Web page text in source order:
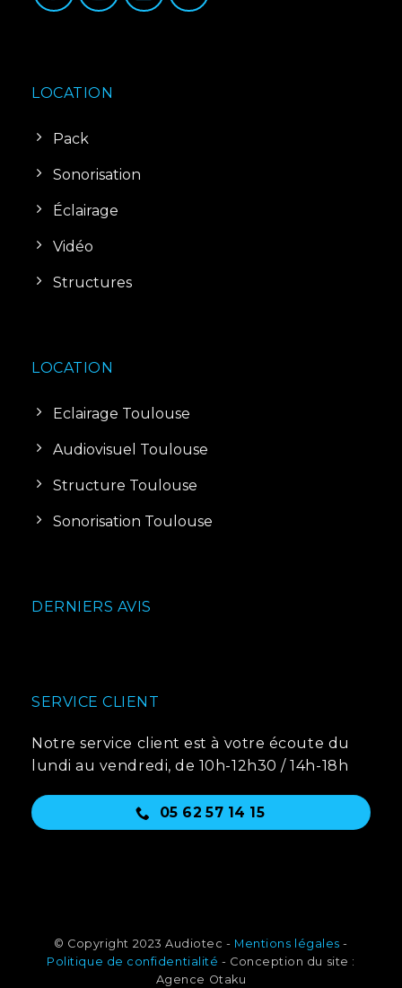
LOCATION
Pack
Sonorisation
Éclairage
Vidéo
Structures
LOCATION
Eclairage Toulouse
Audiovisuel Toulouse
Structure Toulouse
Sonorisation Toulouse
DERNIERS AVIS
SERVICE CLIENT
Notre service client est à votre écoute du
lundi au vendredi, de 10h-12h30 / 14h-18h
05 62 57 14 15
© Copyright 2023 Audiotec - Mentions légales -
Politique de confidentialité - Conception du site :
Agence Otaku